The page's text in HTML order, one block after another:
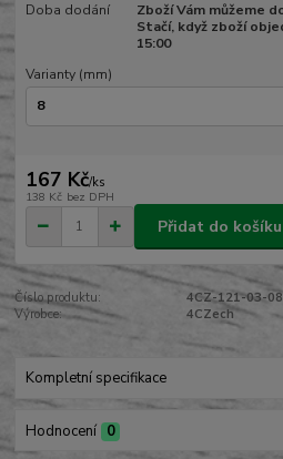
Doba dodání
Zboží Vám můžeme
Stačí, když zboží
15:00
Varianty (mm)
167 Kč/ks
138 Kč bez DPH
Přidat do košíku
Číslo produktu:
4CZ-121-03-08
Výrobce:
4CZech
Kompletní specifikace
Hodnocení 0